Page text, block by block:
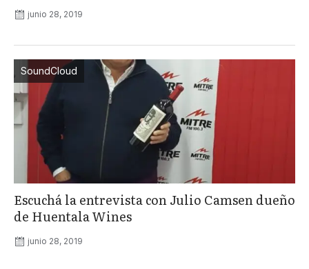
junio 28, 2019
SoundCloud
Escuchá la entrevista con Julio Camsen dueño
de Huentala Wines
junio 28, 2019